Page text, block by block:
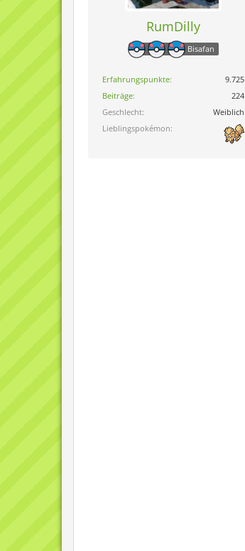
RumDilly
Bisafan
Erfahrungspunkte
9.725
Beiträge
224
Geschlecht
Weiblich
Lieblingspokémon